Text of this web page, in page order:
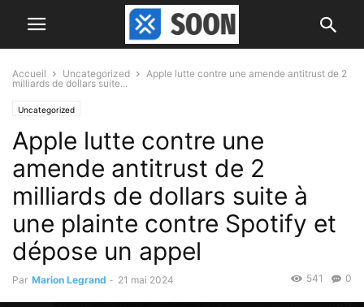
Accueil Uncategorized
Apple lutte contre une amende antitrust de 2
milliards de dollars suite...
Uncategorized
Apple lutte contre une
amende antitrust de 2
milliards de dollars suite à
une plainte contre Spotify et
dépose un appel
Par Marion Legrand - 21 mai 2024 0
541